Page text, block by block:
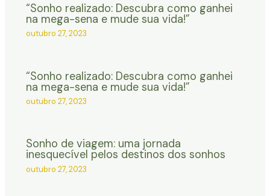
“Sonho realizado: Descubra como ganhei
na mega-sena e mude sua vida!”
outubro 27, 2023
“Sonho realizado: Descubra como ganhei
na mega-sena e mude sua vida!”
outubro 27, 2023
Sonho de viagem: uma jornada
inesquecível pelos destinos dos sonhos
outubro 27, 2023